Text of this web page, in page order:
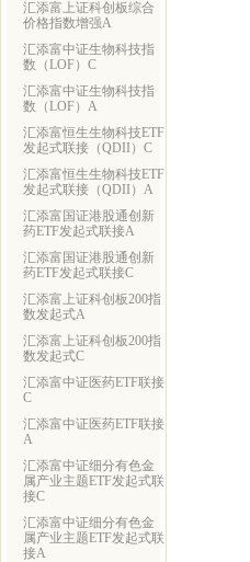
汇添富上证科创板综合
价格指数增强A
汇添富中证生物科技指
数（LOF）C
汇添富中证生物科技指
数（LOF）A
汇添富恒生生物科技ETF
发起式联接（QDII）C
汇添富恒生生物科技ETF
发起式联接（QDII）A
汇添富国证港股通创新
药ETF发起式联接A
汇添富国证港股通创新
药ETF发起式联接C
汇添富上证科创板200指
数发起式A
汇添富上证科创板200指
数发起式C
汇添富中证医药ETF联接
C
汇添富中证医药ETF联接
A
汇添富中证细分有色金
属产业主题ETF发起式联
接C
汇添富中证细分有色金
属产业主题ETF发起式联
接A